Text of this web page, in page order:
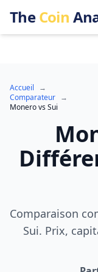
TheCoin
Accueil
→
Comparateur →
MonerovsSui
Comparaison
Sui. Prix,